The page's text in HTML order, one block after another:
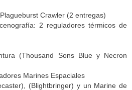
Crawler (2 entregas)
2 reguladores térmicos de
(Thousand Sons Blue y Necron
Marines Espaciales
(Blightbringer) y un Marine de